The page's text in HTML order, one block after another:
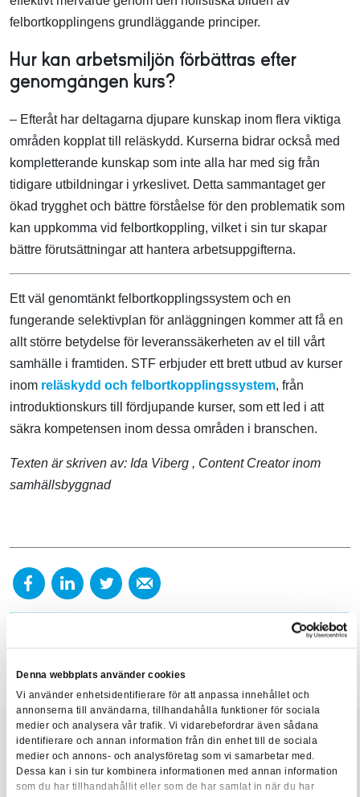
Denna webbplats använder cookies
Vi använder enhetsidentifierare för att anpassa innehållet och
annonserna till användarna, tillhandahålla funktioner för sociala
medier och analysera vår trafik. Vi vidarebefordrar även sådana
identifierare och annan information från din enhet till de sociala
medier och annons- och analysföretag som vi samarbetar med.
Dessa kan i sin tur kombinera informationen med annan information
som du har tillhandahållit eller som de har samlat in när du har
felbortkopplingens grundläggande principer.
Hur kan arbetsmiljön förbättras efter
genomgången kurs?
– Efteråt har deltagarna djupare kunskap inom flera viktiga
områden kopplat till reläskydd. Kurserna bidrar också med
kompletterande kunskap som inte alla har med sig från
tidigare utbildningar i yrkeslivet. Detta sammantaget ger
ökad trygghet och bättre förståelse för den problematik som
kan uppkomma vid felbortkoppling, vilket i sin tur skapar
bättre förutsättningar att hantera arbetsuppgifterna.
Ett väl genomtänkt felbortkopplingssystem och en
fungerande selektivplan för anläggningen kommer att få en
allt större betydelse för leveranssäkerheten av el till vårt
samhälle i framtiden. STF erbjuder ett brett utbud av kurser
inom reläskydd och felbortkopplingssystem, från
introduktionskurs till fördjupande kurser, som ett led i att
säkra kompetensen inom dessa områden i branschen.
Texten är skriven av: Ida Viberg , Content Creator inom
samhällsbyggnad
Nyheter
Relaterade artiklar